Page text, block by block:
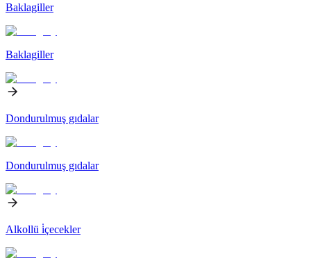
Baklagiller
Baklagiller
Dondurulmuş gıdalar
Dondurulmuş gıdalar
Alkollü i̇çecekler